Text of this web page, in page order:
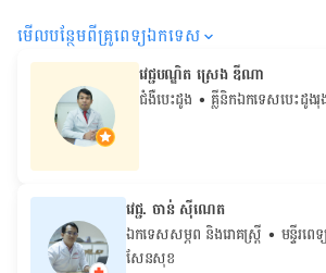
មើល​បន្ថែម​ពី​គ្រូពេទ្យ​ឯកទេស
វេជ្ជបណ្ឌិត ស្រេង ឌីណា
ជំងឺបេះដូង • គ្លីនិកឯកទេសបេះដូងរុ
វេជ្ជ. ចាន់ ស៊ីណេត
ឯកទេសសម្ភព និងរោគស្ត្រី • ម​ន្ទីរពេ
សែនសុខ